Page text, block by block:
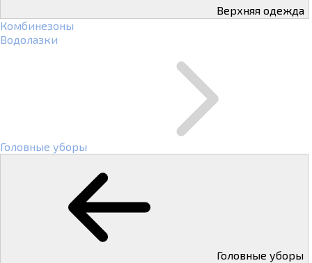
Верхняя одежда
Комбинезоны
Водолазки
Головные уборы
Головные уборы